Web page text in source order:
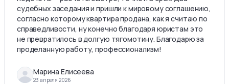
судебных заседания и пришли к мировому соглашению,
согласно которому квартира продана, как я считаю по
справедливости, ну конечно благодаря юристам это
не превратилось в долгую тягомотину. Благодарю за
проделанную работу, профессионализм!
Марина Елисеева
23 апреля 2026